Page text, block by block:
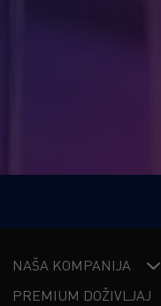
NAŠA KOMPANIJA
PREMIUM DOŽIVLJAJ